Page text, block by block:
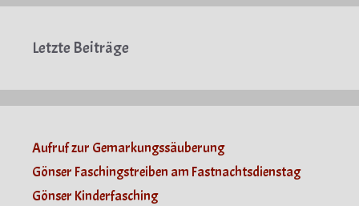
Letzte Beiträge
Aufruf zur Gemarkungssäuberung
Gönser Faschingstreiben am Fastnachtsdienstag
Gönser Kinderfasching